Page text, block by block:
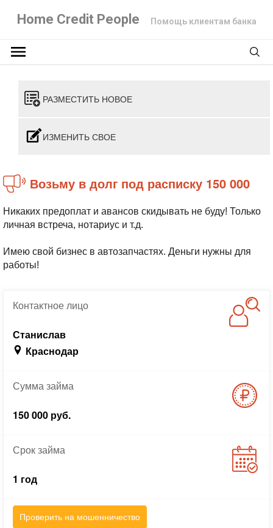
Home Credit People Помощь клиентам банка
РАЗМЕСТИТЬ НОВОЕ
ИЗМЕНИТЬ СВОЕ
Возьму в долг под расписку 150 000
Никаких предоплат и авансов скидывать не буду! Только
личная встреча, нотариус и т.д.
Имею свой бизнес в автозапчастях. Деньги нужны для
работы!
Контактноелицо
Станислав
Краснодар
Суммазайма
150 000 руб.
Срокзайма
1 год
Проверить на мошенничество